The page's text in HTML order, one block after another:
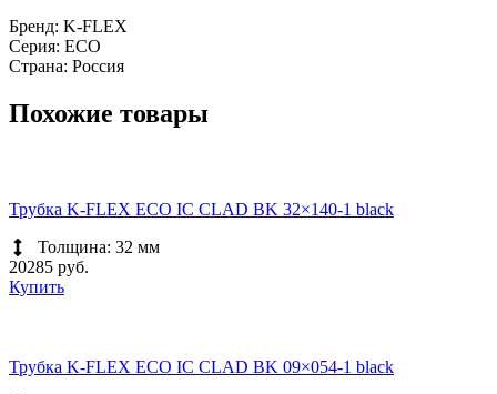
Бренд: K-FLEX
Серия: ECO
Страна: Россия
Похожие товары
Трубка K-FLEX ECO IC CLAD BK 32×140-1 black
Толщина: 32 мм
20285 руб.
Купить
Трубка K-FLEX ECO IC CLAD BK 09×054-1 black